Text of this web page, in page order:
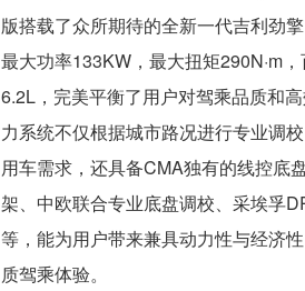
版搭载了众所期待的全新一代吉利劲
最大功率133KW，最大扭矩290N·m
6.2L，完美平衡了用户对驾乘品质和
力系统不仅根据城市路况进行专业调
用车需求，还具备CMA独有的线控底
架、中欧联合专业底盘调校、采埃孚
等，能为用户带来兼具动力性与经济
质驾乘体验。